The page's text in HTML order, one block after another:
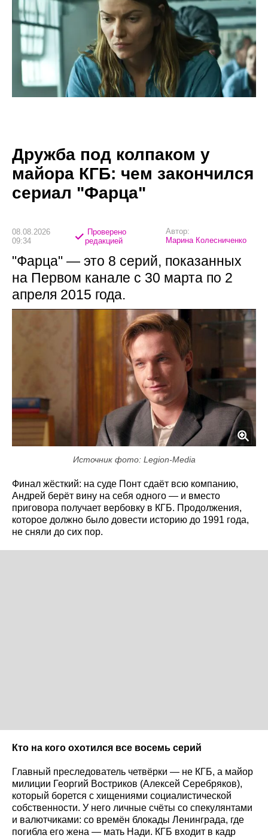
Дружба под колпаком у
майора КГБ: чем закончился
сериал "Фарца"
08.08.2026
09:34
Проверено
редакцией
Автор:
Марина Колесниченко
"Фарца" — это 8 серий, показанных
на Первом канале с 30 марта по 2
апреля 2015 года.
Источник фото: Legion-Media
Финал жёсткий: на суде Понт сдаёт всю компанию,
Андрей берёт вину на себя одного — и вместо
приговора получает вербовку в КГБ. Продолжения,
которое должно было довести историю до 1991 года,
не сняли до сих пор.
Кто на кого охотился все восемь серий
Главный преследователь четвёрки — не КГБ, а майор
милиции Георгий Востриков (Алексей Серебряков),
который борется с хищениями социалистической
собственности. У него личные счёты со спекулянтами
и валютчиками: со времён блокады Ленинграда, где
погибла его жена — мать Нади. КГБ входит в кадр